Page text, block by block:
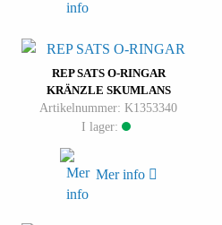
REP SATS O-RINGAR
KRÄNZLE SKUMLANS
Artikelnummer: K1353340
I lager:
Mer info